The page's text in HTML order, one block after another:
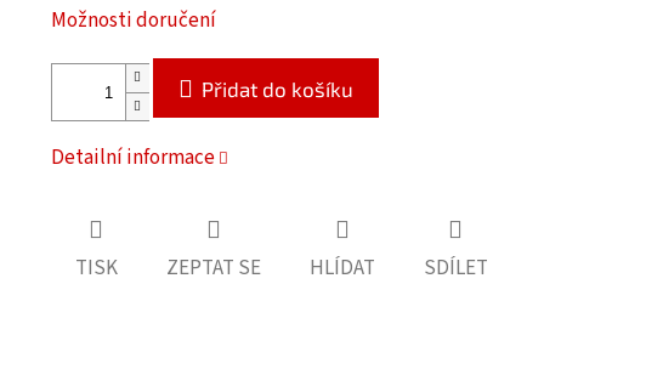
Možnosti doručení
Přidat do košíku
Detailní informace
TISK ZEPTAT SE HLÍDAT SDÍLET